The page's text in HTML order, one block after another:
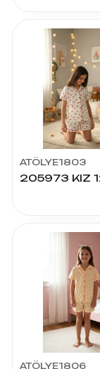
ATÖLYE1803
ATÖLYE1806